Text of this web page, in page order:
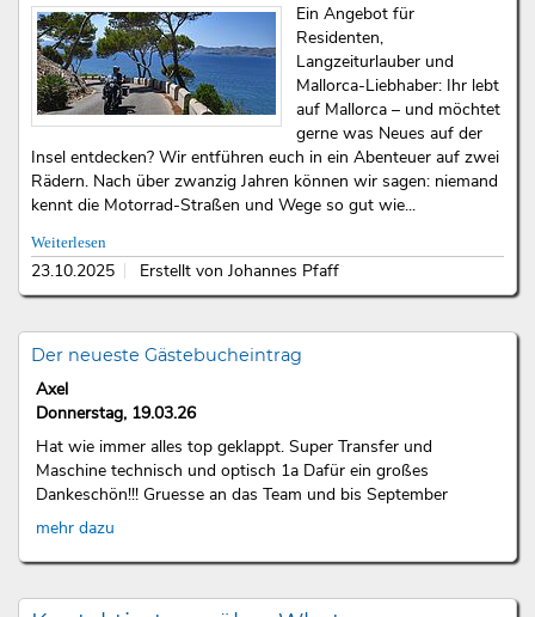
Ein Angebot für
Residenten,
Langzeiturlauber und
Mallorca-Liebhaber: Ihr lebt
auf Mallorca – und möchtet
gerne was Neues auf der
Insel entdecken? Wir entführen euch in ein Abenteuer auf zwei
Rädern. Nach über zwanzig Jahren können wir sagen: niemand
kennt die Motorrad-Straßen und Wege so gut wie...
Weiterlesen
23.10.2025 Erstellt von Johannes Pfaff
Der neueste Gästebucheintrag
Axel
Donnerstag, 19.03.26
Hat wie immer alles top geklappt. Super Transfer und
Maschine technisch und optisch 1a Dafür ein großes
Dankeschön!!! Gruesse an das Team und bis September
mehr dazu